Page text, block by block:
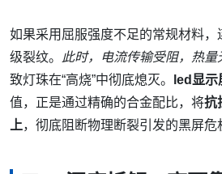
如果采用屈服强度不足的常规材料，
级裂纹。
此时，电流传输受阻，热量
致灯珠在“高烧”中彻底熄灭。
led显
值，正是通过精确的合金配比，将抗
上，彻底阻断物理断裂引发的黑屏危